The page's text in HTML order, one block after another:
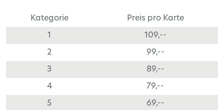
Kategorie Preis pro Karte
1 109,--
2 99,--
3 89,--
4 79,--
5 69,--